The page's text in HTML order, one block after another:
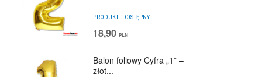
PRODUKT: DOSTĘPNY
18,90 PLN
Balon foliowy Cyfra „1” –
złot...